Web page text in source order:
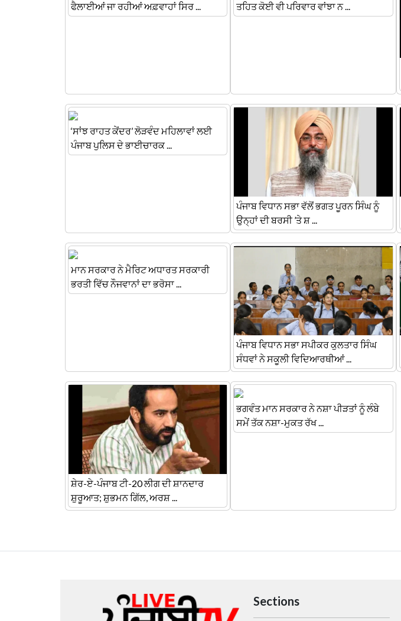
ਫੈਲਾਈਆਂ ਜਾ ਰਹੀਆਂ ਅਫ਼ਵਾਹਾਂ ਸਿਰ ...
ਤਹਿਤ ਕੋਈ ਵੀ ਪਰਿਵਾਰ ਵਾਂਝਾ ਨ ...
‘ਸਾਂਝ ਰਾਹਤ ਕੇਂਦਰ’ ਲੋੜਵੰਦ ਮਹਿਲਾਵਾਂ ਲਈ
ਪੰਜਾਬ ਪੁਲਿਸ ਦੇ ਭਾਈਚਾਰਕ ...
ਪੰਜਾਬ ਵਿਧਾਨ ਸਭਾ ਵੱਲੋਂ ਭਗਤ ਪੂਰਨ ਸਿੰਘ ਨੂੰ
ਉਨ੍ਹਾਂ ਦੀ ਬਰਸੀ ’ਤੇ ਸ਼ ...
ਮਾਨ ਸਰਕਾਰ ਨੇ ਮੈਰਿਟ ਅਧਾਰਤ ਸਰਕਾਰੀ
ਭਰਤੀ ਵਿੱਚ ਨੌਜਵਾਨਾਂ ਦਾ ਭਰੋਸਾ ...
ਪੰਜਾਬ ਵਿਧਾਨ ਸਭਾ ਸਪੀਕਰ ਕੁਲਤਾਰ ਸਿੰਘ
ਸੰਧਵਾਂ ਨੇ ਸਕੂਲੀ ਵਿਦਿਆਰਥੀਆਂ ...
ਸ਼ੇਰ-ਏ-ਪੰਜਾਬ ਟੀ-20 ਲੀਗ ਦੀ ਸ਼ਾਨਦਾਰ
ਸ਼ੁਰੂਆਤ; ਸ਼ੁਭਮਨ ਗਿੱਲ, ਅਰਸ਼ ...
ਭਗਵੰਤ ਮਾਨ ਸਰਕਾਰ ਨੇ ਨਸ਼ਾ ਪੀੜਤਾਂ ਨੂੰ ਲੰਬੇ
ਸਮੇਂ ਤੱਕ ਨਸ਼ਾ-ਮੁਕਤ ਰੱਖ ...
Sections